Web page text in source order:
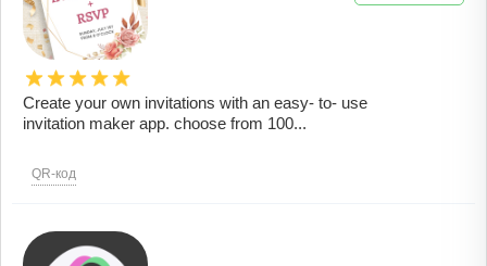
Create your own invitations with an easy- to- use
invitation maker app. choose from 100...
QR-код